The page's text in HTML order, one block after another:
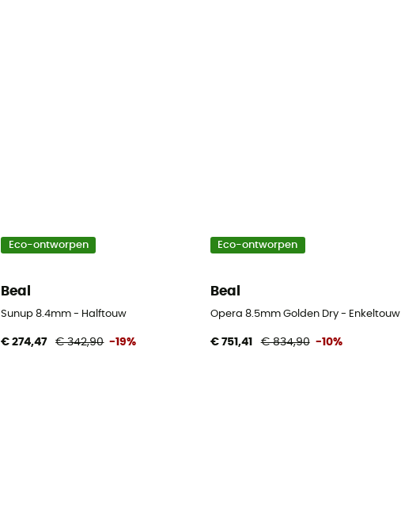
Eco-ontworpen
Beal
Sunup 8.4mm - Halftouw
€ 274,47 € 342,90 -19%
Eco-ontworpen
Beal
Opera 8.5mm Golden Dry - Enkeltouw
€ 751,41 € 834,90 -10%